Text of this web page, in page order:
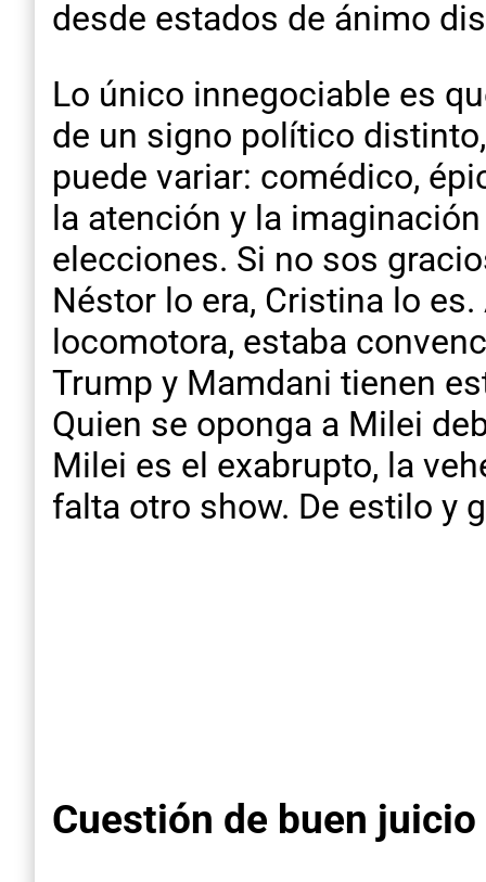
desde estados de ánimo
Lo único innegociable es
de un signo político
puede variar: comédico,
la atención y la
elecciones. Si no sos
Néstor lo era, Cristina lo
locomotora, estaba
Trump y Mamdani tienen
Quien se oponga a Milei
Milei es el exabrupto, la
falta otro show. De estilo y
Cuestión de buen juicio